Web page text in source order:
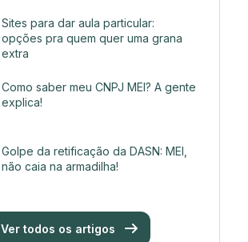
Sites para dar aula particular:
opções pra quem quer uma grana
extra
Como saber meu CNPJ MEI? A gente
explica!
Golpe da retificação da DASN: MEI,
não caia na armadilha!
Ver todos os artigos